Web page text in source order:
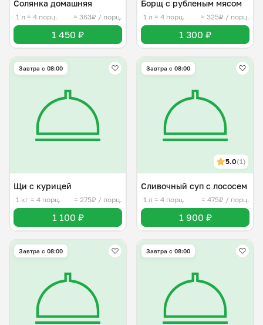
Солянка домашняя
1 л ≈ 4 порц. ≈ 363₽ / порц.
1 450 ₽
Борщ с рубленым мясом
1 л ≈ 4 порц. ≈ 325₽ / порц.
1 300 ₽
Завтра c 08:00
Щи с курицей
1 кг ≈ 4 порц. ≈ 275₽ / порц.
1 100 ₽
Завтра c 08:00
5.0(1)
Сливочный суп с лососем
1 л ≈ 4 порц. ≈ 475₽ / порц.
1 900 ₽
Завтра c 08:00 Завтра c 08:00